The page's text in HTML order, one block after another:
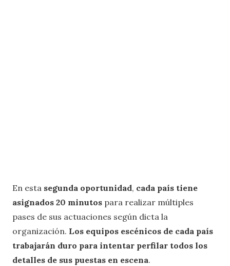
En esta segunda oportunidad, cada país tiene
asignados 20 minutos para realizar múltiples
pases de sus actuaciones según dicta la
organización. Los equipos escénicos de cada país
trabajarán duro para intentar perfilar todos los
detalles de sus puestas en escena.